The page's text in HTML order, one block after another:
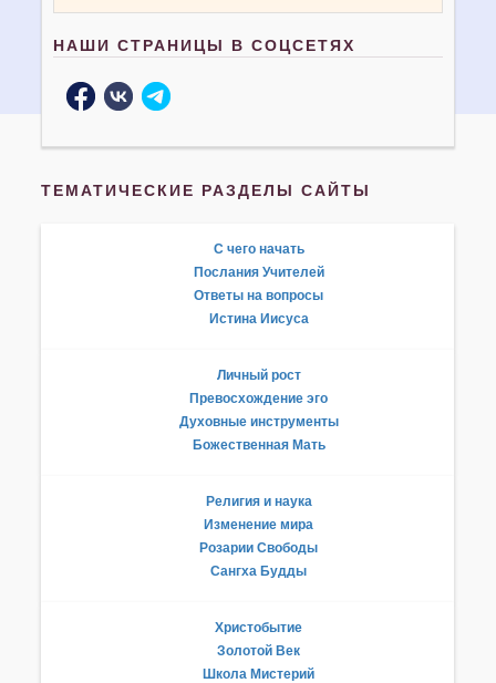
НАШИ СТРАНИЦЫ В СОЦСЕТЯХ
ТЕМАТИЧЕСКИЕ РАЗДЕЛЫ САЙТЫ
С чего начать
Послания Учителей
Ответы на вопросы
Истина Иисуса
Личный рост
Превосхождение эго
Духовные инструменты
Божественная Мать
Религия и наука
Изменение мира
Розарии Свободы
Сангха Будды
Христобытие
Золотой Век
Школа Мистерий